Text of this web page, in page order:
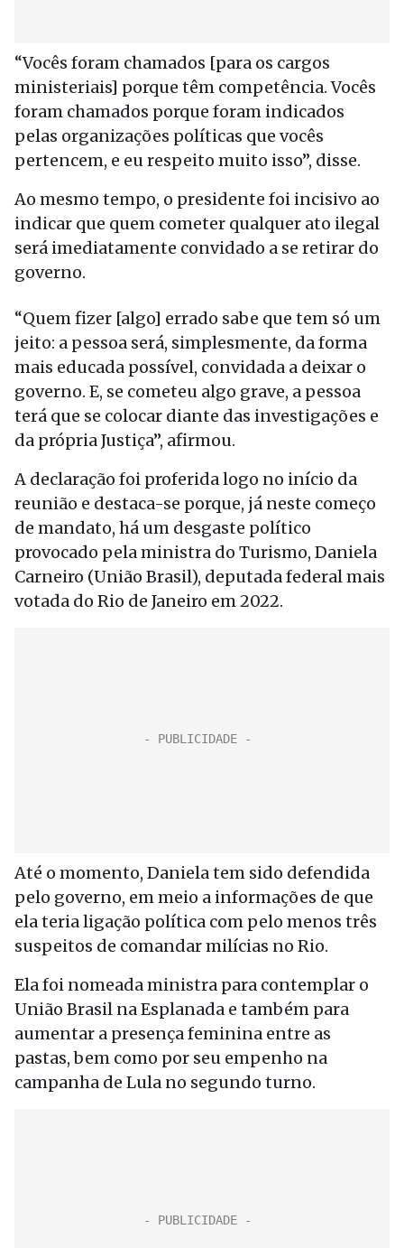
“Vocês foram chamados [para os cargos
ministeriais] porque têm competência. Vocês
foram chamados porque foram indicados
pelas organizações políticas que vocês
pertencem, e eu respeito muito isso”, disse.
Ao mesmo tempo, o presidente foi incisivo ao
indicar que quem cometer qualquer ato ilegal
será imediatamente convidado a se retirar do
governo.
“Quem fizer [algo] errado sabe que tem só um
jeito: a pessoa será, simplesmente, da forma
mais educada possível, convidada a deixar o
governo. E, se cometeu algo grave, a pessoa
terá que se colocar diante das investigações e
da própria Justiça”, afirmou.
A declaração foi proferida logo no início da
reunião e destaca-se porque, já neste começo
de mandato, há um desgaste político
provocado pela ministra do Turismo, Daniela
Carneiro (União Brasil), deputada federal mais
votada do Rio de Janeiro em 2022.
Até o momento, Daniela tem sido defendida
pelo governo, em meio a informações de que
ela teria ligação política com pelo menos três
suspeitos de comandar milícias no Rio.
Ela foi nomeada ministra para contemplar o
União Brasil na Esplanada e também para
aumentar a presença feminina entre as
pastas, bem como por seu empenho na
campanha de Lula no segundo turno.